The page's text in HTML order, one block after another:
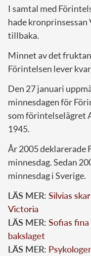
I samtal med
hade
tillbaka.
Minnet av det
Förintelsen lever
Den 27 januari
minnesdagen för
som förintelselägret
1945.
År 2005 deklarerade
minnesdag. Sedan
minnesdag i Sverige.
LÄS MER: Silvias
Victoria
LÄS MER: Sofias
bakslaget
LÄS MER: